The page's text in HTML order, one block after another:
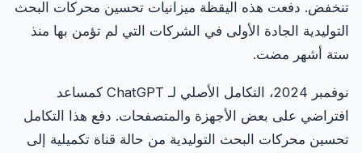
تنخفض. دفعت هذه اليقظة ميزانيات تحسين محركات البحث
التوليدية الجادة الأولى في الشركات التي لم تؤمن بها منذ
ستة أشهر مضت.
نوفمبر 2024، التكامل الأصلي لـ ChatGPT كمساعد
افتراضي على بعض الأجهزة والمتصفحات. دفع هذا التكامل
تحسين محركات البحث التوليدية من حالة قناة تكميلية إلى